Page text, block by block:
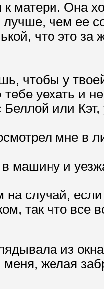
матери. Она
лучше, чем ее
что это
чтобы у
уехать и
Беллой или
мне в
машину и
на случай,
так что все
из
желая